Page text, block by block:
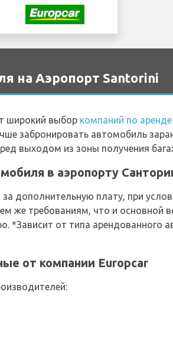
на Аэропорт Santorini
широкий выбор компаний по
забронировать автомобиль
выходом из зоны получения
в аэропорту
дополнительную плату, при
же требованиям, что и основной
*Зависит от типа
от компании Europcar